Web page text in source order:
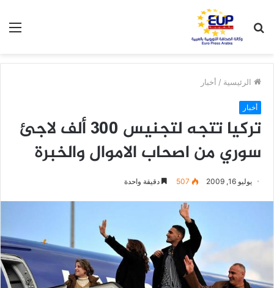
عن
الرئيسية / أخبار
أخبار
تركيا تتجه لتجنيس 300 ألف لاجئ
سوري من اصحاب الاموال والخبرة
يوليو 16, 2009 507 دقيقة واحدة